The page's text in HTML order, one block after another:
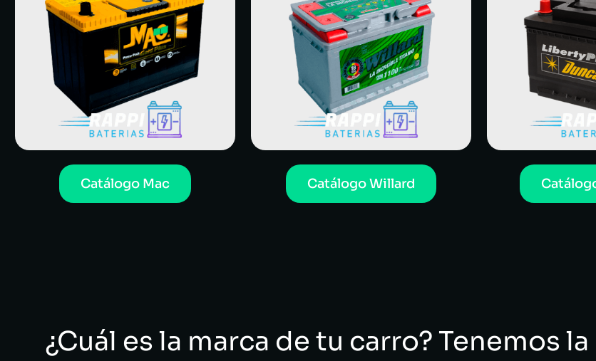
Catálogo Mac Catálogo Willard
¿Cuál es la marca de tu carro? Tenemos